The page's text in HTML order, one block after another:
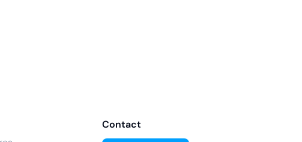
Contact